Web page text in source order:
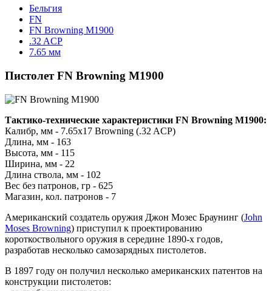
Бельгия
FN
FN Browning M1900
.32 ACP
7.65 мм
Пистолет FN Browning M1900
Тактико-технические характеристики FN Browning M1900:
Калибр, мм - 7.65x17 Browning (.32 ACP)
Длина, мм - 163
Высота, мм - 115
Ширина, мм - 22
Длина ствола, мм - 102
Вес без патронов, гр - 625
Магазин, кол. патронов - 7
Американский создатель оружия Джон Мозес Браунинг (John
Moses Browning) приступил к проектированию
короткоствольного оружия в середине 1890-х годов,
разработав несколько самозарядных пистолетов.
В 1897 году он получил несколько американских патентов на
конструкции пистолетов: